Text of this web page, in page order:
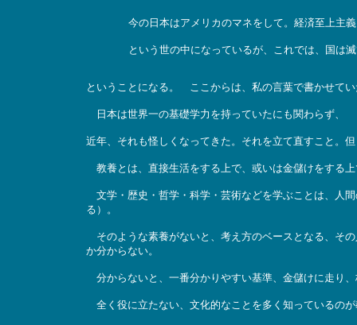
今の日本はアメリカのマネをして。経済至上主
という世の中になっているが、これでは、国は
ということになる。 ここからは、私の言葉で書かせて
日本は世界一の基礎学力を持っていたにも関わらず、
近年、それも怪しくなってきた。それを立て直すこと。
教養とは、直接生活をする上で、或いは金儲けをする
文学・歴史・哲学・科学・芸術などを学ぶことは、人
る）。
そのような素養がないと、考え方のベースとなる、そ
か分からない。
分からないと、一番分かりやすい基準、金儲けに走り
全く役に立たない、文化的なことを多く知っているの